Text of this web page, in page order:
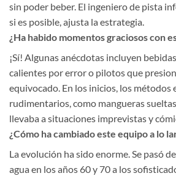
sin poder beber. El ingeniero de pista
si es posible, ajusta la estrategia.
¿Ha habido momentos graciosos con
¡Sí! Algunas anécdotas incluyen
calientes por error o pilotos que
equivocado. En los inicios, los métodos
rudimentarios, como mangueras
llevaba a situaciones imprevistas y
¿Cómo ha cambiado este equipo a lo
La evolución ha sido enorme. Se pasó
agua en los años 60 y 70 a los